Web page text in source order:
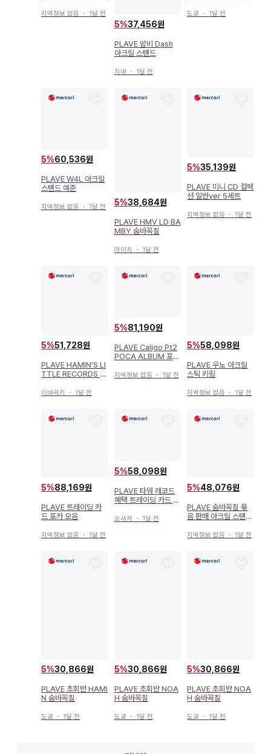
지역정보 없음 ・ 1달 전
5%37,456원
PLAVE 밤비 Dash
아크릴 스탠드
지바・ 1달 전
도쿄 ・ 1달 전
5%60,536원
PLAVE W4L 아크릴
스탠드 예준
지역정보 없음 ・ 1달 전 5%38,684원
PLAVE HMV LD BA
MBY 숨바꼭질
아이치 ・ 1달 전
5%35,139원
PLAVE 미니 CD 컬렉
션 일반ver 5세트
지역정보 없음 ・ 1달 전
5%51,728원
PLAVE HAMIN'S LI
TTLE RECORDS 벌
이바라키 ・ 1달 전
5%81,190원
PLAVE Caligo Pt2
POCA ALBUM 포카
지역정보 없음 ・ 1달 전
5%58,098원
PLAVE 우노 아크릴
스틱 키링
지역정보 없음 ・ 1달 전
5%88,169원
PLAVE 트레이딩 카
드 포카 모음
지역정보 없음 ・ 1달 전
5%58,098원
PLAVE 타워 레코드
혜택 트레이딩 카드 5
오사카・ 1달 전
5%48,076원
PLAVE 숨바꼭질 묶
음 판매 아크릴 스탠드
지역정보 없음 ・ 1달 전
5%30,866원
PLAVE 초회반 HAMI
N 숨바꼭질
도쿄 ・ 1달 전
5%30,866원
PLAVE 초회반 NOA
H 숨바꼭질
도쿄 ・ 1달 전
5%30,866원
PLAVE 초회반 NOA
H 숨바꼭질
도쿄 ・ 1달 전